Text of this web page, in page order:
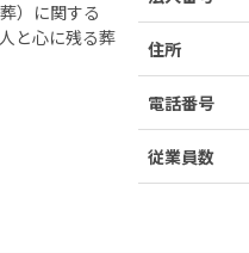
）に関する
と心に残る葬
住所
電話番号
従業員数